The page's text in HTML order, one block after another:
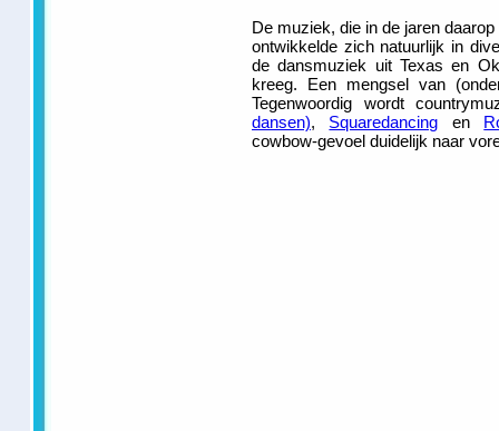
De muziek, die in de jaren
ontwikkelde zich natuurlijk in
de dansmuziek uit Texas en
kreeg. Een mengsel van
Tegenwoordig wordt
dansen), Squaredancing en
cowbow-gevoel duidelijk naar